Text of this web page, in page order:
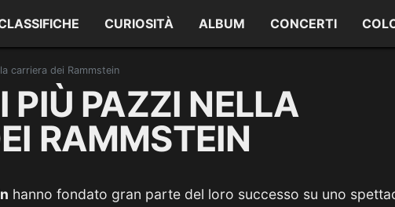
CURIOSITÀ ALBUM CONCERTI
carriera dei Rammstein
PIÙ PAZZI NELLA
RAMMSTEIN
hanno fondato gran parte del loro successo su uno